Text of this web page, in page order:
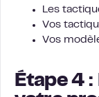
Les
Vos
Vos
Étape 4